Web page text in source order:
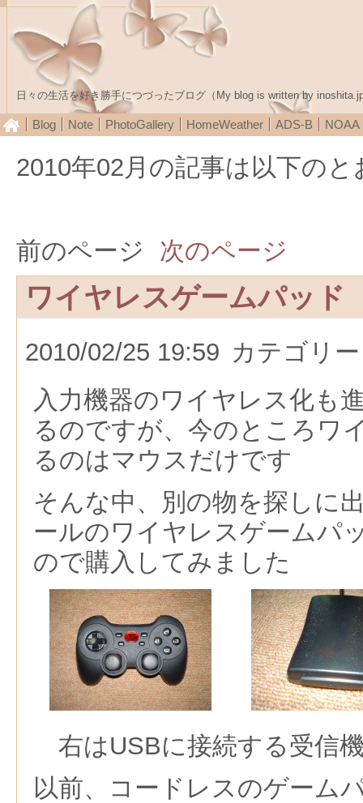
日々の生活を好き勝手につづったブログ（My blog is written by
Blog Note PhotoGallery HomeWeather ADS-B NOAA
2010年02月の記事は以下の
前のページ 次のページ
ワイヤレスゲームパッド
2010/02/25 19:59 カテゴリ
入力機器のワイヤレス化も
るのですが、今のところワ
るのはマウスだけです
そんな中、別の物を探しに
ールのワイヤレスゲームパ
ので購入してみました
右はUSBに接続する受信
以前、コードレスのゲーム